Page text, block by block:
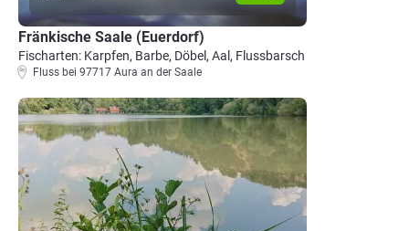
Fränkische Saale (Euerdorf)
Fischarten: Karpfen, Barbe, Döbel, Aal, Flussbarsch
Fluss bei 97717 Aura an der Saale